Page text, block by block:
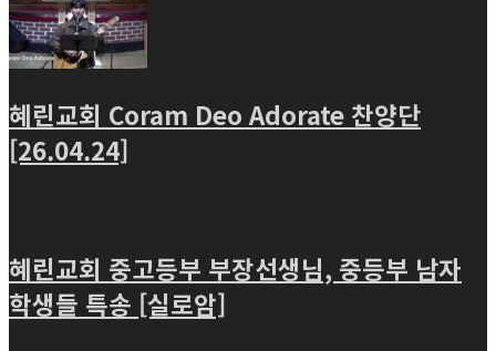
혜린교회 Coram Deo Adorate 찬양단
[26.04.24]
혜린교회 중고등부 부장선생님, 중등부 남자
학생들 특송 [실로암]